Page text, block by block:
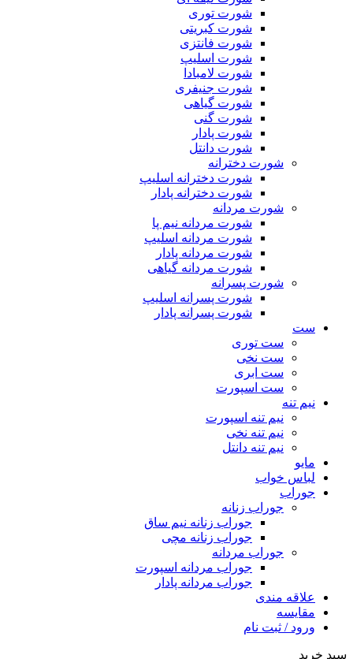
شورت توری
شورت کبریتی
شورت فانتزی
شورت اسلیپ
شورت لامبادا
شورت جنیفری
شورت گیاهی
شورت گنی
شورت پادار
شورت دانتل
شورت دخترانه
شورت دخترانه اسلیپ
شورت دخترانه پادار
شورت مردانه
شورت مردانه نیم پا
شورت مردانه اسلیپ
شورت مردانه پادار
شورت مردانه گیاهی
شورت پسرانه
شورت پسرانه اسلیپ
شورت پسرانه پادار
ست
ست توری
ست نخی
ست ابری
ست اسپورت
نیم تنه
نیم تنه اسپورت
نیم تنه نخی
نیم تنه دانتل
مایو
لباس خواب
جوراب
جوراب زنانه
جوراب زنانه نیم ساق
جوراب زنانه مچی
جوراب مردانه
جوراب مردانه اسپورت
جوراب مردانه پادار
علاقه مندی
مقایسه
ورود / ثبت نام
سبد خرید